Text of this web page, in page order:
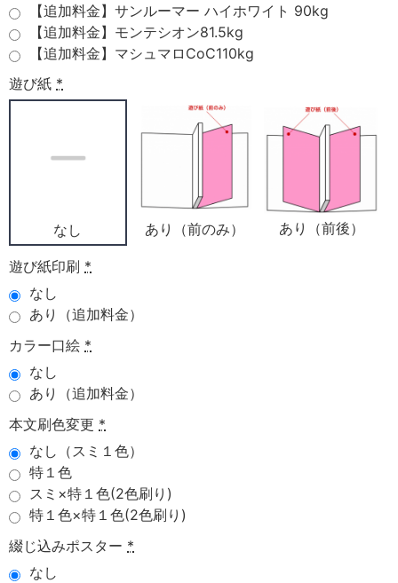
【追加料金】サンルーマー ハイホワイト 90kg
【追加料金】モンテシオン81.5kg
【追加料金】マシュマロCoC110kg
遊び紙 *
なし あり（前のみ） あり（前後）
遊び紙印刷 *
なし
あり（追加料金）
カラー口絵 *
なし
あり（追加料金）
本文刷色変更 *
なし（スミ１色）
特１色
スミ×特１色(2色刷り)
特１色×特１色(2色刷り)
綴じ込みポスター *
なし